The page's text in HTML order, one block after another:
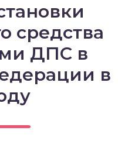
средства
ДПС в
в